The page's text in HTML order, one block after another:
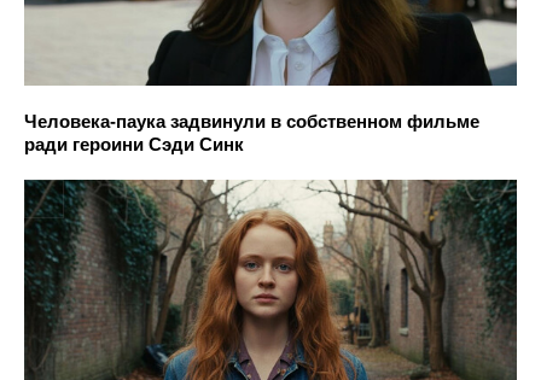
Человека-паука задвинули в собственном фильме
ради героини Сэди Синк